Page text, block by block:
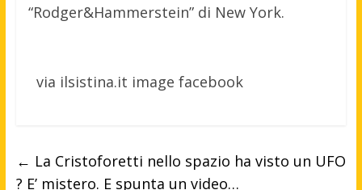
“Rodger&Hammerstein” di New York.
via ilsistina.it image facebook
← La Cristoforetti nello spazio ha visto un UFO
? E’ mistero. E spunta un video…